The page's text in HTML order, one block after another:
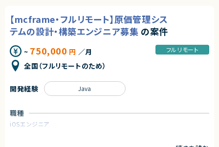
です
・Salesforce を中心としたシステム要件定義
・Salesforce 利用におけるシステム選定支援・比較検討
・プロジェクト進行管理、関係者調整
・役割：リーダーポジション（タスク管理、顧客窓口、メンバーフォロー含む）
求めるスキル
【必須スキル】
・Salesforce 導入・刷新プロジェクト経験
・銀行業務知識（預金・融資・決済など）
・Salesforce を用いた要件定義・設計経験
【尚可スキル】
・業務分析や業務フロー改善の経験
【mcframe・フルリモート】原価管理シス
テムの設計・構築エンジニア募集 の案件
~ 750,000 円 ／月
全国（フルリモートのため）
フルリモート
職種
iOSエンジニア
開発経験 Java